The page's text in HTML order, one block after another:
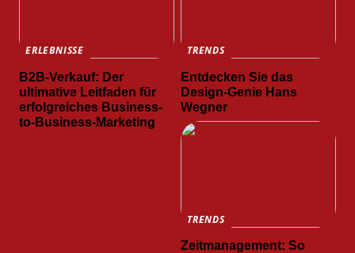
ERLEBNISSE
B2B-Verkauf: Der
ultimative Leitfaden für
erfolgreiches Business-
to-Business-Marketing
TRENDS
Entdecken Sie das
Design-Genie Hans
Wegner
TRENDS
Zeitmanagement: So